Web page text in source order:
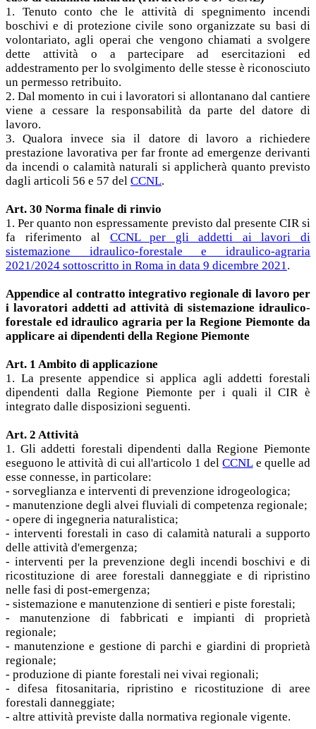
1. Tenuto conto che le attività di spegnimento incendi
boschivi e di protezione civile sono organizzate su basi di
volontariato, agli operai che vengono chiamati a svolgere
dette attività o a partecipare ad esercitazioni ed
addestramento per lo svolgimento delle stesse è riconosciuto
un permesso retribuito.
2. Dal momento in cui i lavoratori si allontanano dal cantiere
viene a cessare la responsabilità da parte del datore di
lavoro.
3. Qualora invece sia il datore di lavoro a richiedere
prestazione lavorativa per far fronte ad emergenze derivanti
da incendi o calamità naturali si applicherà quanto previsto
dagli articoli 56 e 57 del CCNL.
Art. 30 Norma finale di rinvio
1. Per quanto non espressamente previsto dal presente CIR si
fa riferimento al CCNL per gli addetti ai lavori di
sistemazione idraulico-forestale e idraulico-agraria
2021/2024 sottoscritto in Roma in data 9 dicembre 2021 .
Appendice al contratto integrativo regionale di lavoro per
i lavoratori addetti ad attività di sistemazione idraulico-
forestale ed idraulico agraria per la Regione Piemonte da
applicare ai dipendenti della Regione Piemonte
Art. 1 Ambito di applicazione
1. La presente appendice si applica agli addetti forestali
dipendenti dalla Regione Piemonte per i quali il CIR è
integrato dalle disposizioni seguenti.
Art. 2 Attività
1. Gli addetti forestali dipendenti dalla Regione Piemonte
eseguono le attività di cui all'articolo 1 delCCNLe quelle ad
esse connesse, in particolare:
- sorveglianza e interventi di prevenzione idrogeologica;
- manutenzione degli alvei fluviali di competenza regionale;
- opere di ingegneria naturalistica;
- interventi forestali in caso di calamità naturali a supporto
delle attività d'emergenza;
- interventi per la prevenzione degli incendi boschivi e di
ricostituzione di aree forestali danneggiate e di ripristino
nelle fasi di post-emergenza;
- sistemazione e manutenzione di sentieri e piste forestali;
- manutenzione di fabbricati e impianti di proprietà
regionale;
- manutenzione e gestione di parchi e giardini di proprietà
regionale;
- produzione di piante forestali nei vivai regionali;
- difesa fitosanitaria, ripristino e ricostituzione di aree
forestali danneggiate;
- altre attività previste dalla normativa regionale vigente.